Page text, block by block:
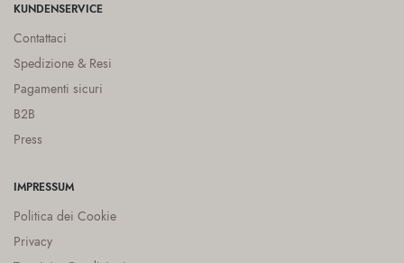
KUNDENSERVICE
Contattaci
Spedizione & Resi
Pagamenti sicuri
B2B
Press
IMPRESSUM
Politica dei Cookie
Privacy